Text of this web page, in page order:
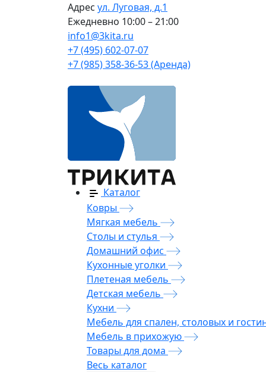
Адрес ул. Луговая, д.1
Ежедневно 10:00 – 21:00
info1@3kita.ru
+7 (495) 602-07-07
+7 (985) 358-36-53 (Аренда)
Каталог
Ковры
Мягкая мебель
Столы и стулья
Домашний офис
Кухонные уголки
Плетеная мебель
Детская мебель
Кухни
Мебель для спален, столовых и
Мебель в прихожую
Товары для дома
Весь каталог